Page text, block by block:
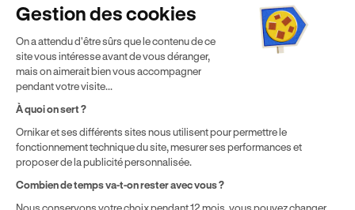
Mentions légales CGV CGU Politique de confidentialité
* Détail des conditions de nos offres
localisation géographique et du type de formules que vous
achetez comme détaillé dans nosConditions Générales de
Vente.
Gestion des cookies
On a attendu d'être sûrs que le contenu de ce
site vous intéresse avant de vous déranger,
mais on aimerait bien vous accompagner
pendant votre visite...
À quoi on sert ?
Ornikar et ses différents sites nous utilisent pour permettre le
fonctionnement technique du site, mesurer ses performances et
proposer de la publicité personnalisée.
Combien de temps va-t-on rester avec vous ?
Nous conservons votre choix pendant 12 mois, vous pouvez changer